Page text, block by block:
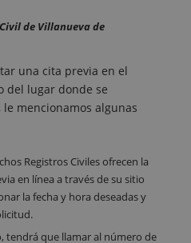
de Villanueva de
una cita previa en el
del lugar donde se
mencionamos algunas
Registros Civiles ofrecen la
en línea a través de su sitio
la fecha y hora deseadas y
tendrá que llamar al número de